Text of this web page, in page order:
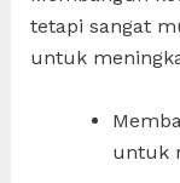
tetapi sangat
untuk
untuk